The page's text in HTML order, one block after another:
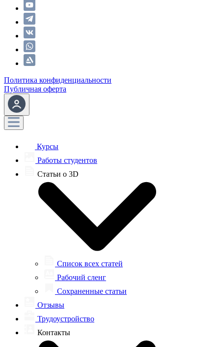
Политика конфиденциальности
Публичная оферта
Курсы
Работы студентов
Статьи о 3D
Список всех статей
Рабочий сленг
Сохраненные статьи
Отзывы
Трудоустройство
Контакты